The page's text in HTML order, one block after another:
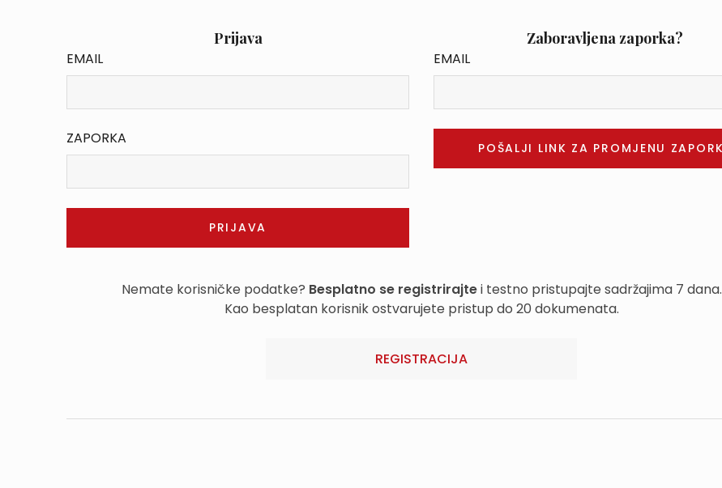
Prijava
EMAIL
ZAPORKA
Zaboravljena zaporka?
EMAIL
Nemate korisničke podatke? Besplatno se registrirajtei testno pristupajte sadržajima 7 dana.
Kao besplatan korisnik ostvarujete pristup do 20 dokumenata.
REGISTRACIJA